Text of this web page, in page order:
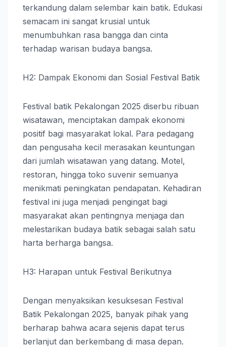
terkandung dalam selembar kain batik. Edukasi
semacam ini sangat krusial untuk
menumbuhkan rasa bangga dan cinta
terhadap warisan budaya bangsa.
H2: Dampak Ekonomi dan Sosial Festival Batik
Festival batik Pekalongan 2025 diserbu ribuan
wisatawan, menciptakan dampak ekonomi
positif bagi masyarakat lokal. Para pedagang
dan pengusaha kecil merasakan keuntungan
dari jumlah wisatawan yang datang. Motel,
restoran, hingga toko suvenir semuanya
menikmati peningkatan pendapatan. Kehadiran
festival ini juga menjadi pengingat bagi
masyarakat akan pentingnya menjaga dan
melestarikan budaya batik sebagai salah satu
harta berharga bangsa.
H3: Harapan untuk Festival Berikutnya
Dengan menyaksikan kesuksesan Festival
Batik Pekalongan 2025, banyak pihak yang
berharap bahwa acara sejenis dapat terus
berlanjut dan berkembang di masa depan.